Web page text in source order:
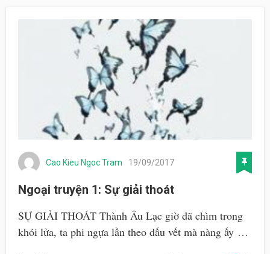
Cao Kieu Ngoc Tram 19/09/2017
Ngoại truyện 1: Sự giải thoát
SỰ GIẢI THOÁT Thành Âu Lạc giờ đã chìm trong
khói lửa, ta phi ngựa lần theo dấu vết mà nàng ấy …